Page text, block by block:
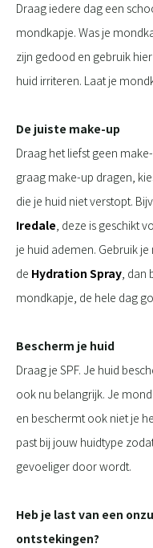
Draag iedere dag een
mondkapje. Was je
zijn gedood en gebruik
huid irriteren. Laat je
De juiste make-up
Draag het liefst geen
graag make-up dragen,
die je huid niet verstopt.
Iredale , deze is geschikt
je huid ademen. Gebruik
de Hydration Spray ,
mondkapje, de hele dag
Bescherm je huid
Draag je SPF. Je huid
ook nu belangrijk. Je
en beschermt ook niet je
past bij jouw huidtype
gevoeliger door wordt.
Heb je last van een
ontstekingen?